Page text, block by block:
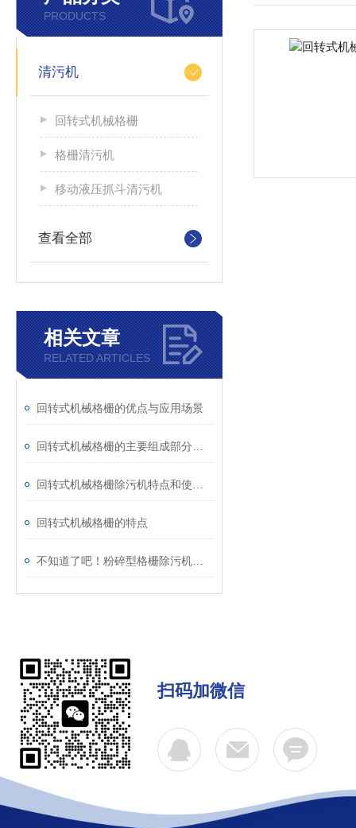
PRODUCTS
清污机
回转式机械格栅
格栅清污机
移动液压抓斗清污机
查看全部
相关文章
RELATED ARTICLES
回转式机械格栅的优点与应用场景
回转式机械格栅的特点
扫码加微信